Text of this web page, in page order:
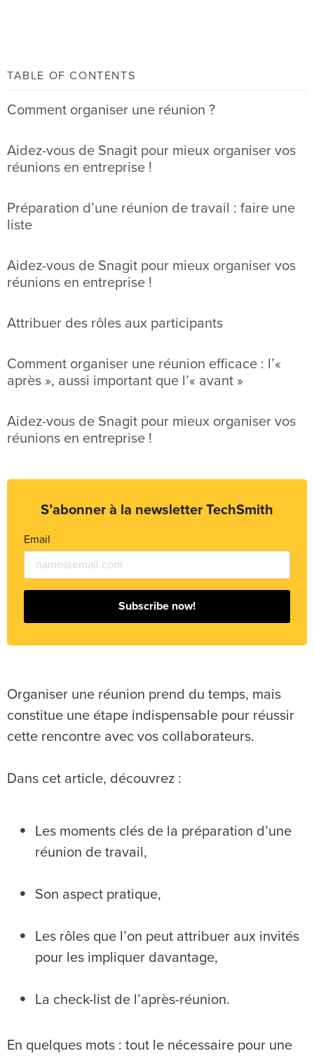
TABLE OF CONTENTS
Comment organiser une réunion ?
Aidez-vous de Snagit pour mieux organiser vos
réunions en entreprise !
Préparation d’une réunion de travail : faire une
liste
Aidez-vous de Snagit pour mieux organiser vos
réunions en entreprise !
Attribuer des rôles aux participants
Comment organiser une réunion efficace : l’«
après », aussi important que l’« avant »
Aidez-vous de Snagit pour mieux organiser vos
réunions en entreprise !
S’abonner à la newsletter TechSmith
Email
Subscribe now!
Organiser une réunion prend du temps, mais
constitue une étape indispensable pour réussir
cette rencontre avec vos collaborateurs.
Dans cet article, découvrez :
Les moments clés de la préparation d’une
réunion de travail,
Son aspect pratique,
Les rôles que l’on peut attribuer aux invités
pour les impliquer davantage,
La check-list de l’après-réunion.
En quelques mots : tout le nécessaire pour une